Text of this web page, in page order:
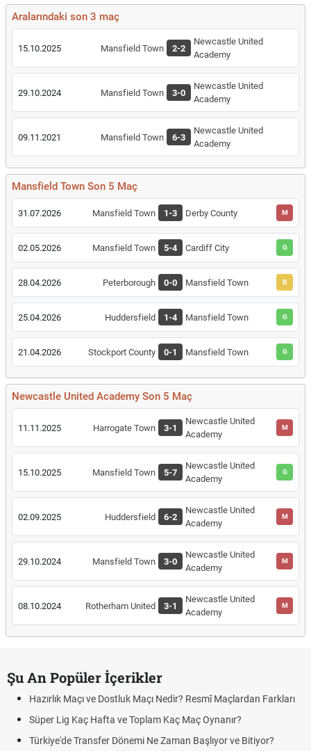
Aralarındaki son 3 maç
15.10.2025 Mansfield Town 2-2
Newcastle United
Academy
29.10.2024 Mansfield Town 3-0
Newcastle United
Academy
09.11.2021 Mansfield Town 6-3
Newcastle United
Academy
Mansfield Town Son 5 Maç
31.07.2026 Mansfield Town 1-3 Derby County M
02.05.2026 Mansfield Town 5-4 Cardiff City G
28.04.2026 Peterborough 0-0 Mansfield Town B
25.04.2026 Huddersfield 1-4 Mansfield Town G
21.04.2026 Stockport County 0-1 Mansfield Town G
Newcastle United Academy Son 5 Maç
11.11.2025 Harrogate Town 3-1
Newcastle United
Academy
M
15.10.2025 Mansfield Town 5-7
Newcastle United
Academy
G
02.09.2025 Huddersfield 6-2
Newcastle United
Academy
M
29.10.2024 Mansfield Town 3-0
Newcastle United
Academy
M
08.10.2024 Rotherham United 3-1
Newcastle United
Academy
M
Şu An Popüler İçerikler
Hazırlık Maçı ve Dostluk Maçı Nedir? Resmî Maçlardan Farkları
Süper Lig Kaç Hafta ve Toplam Kaç Maç Oynanır?
Türkiye'de Transfer Dönemi Ne Zaman Başlıyor ve Bitiyor?